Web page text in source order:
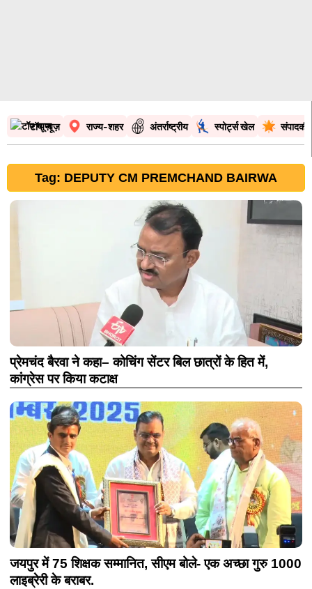
टॉप न्यूज़ राज्य-शहर अंतर्राष्ट्रीय स्पोर्ट्स खेल
Tag: DEPUTY CM PREMCHAND BAIRWA
प्रेमचंद बैरवा ने कहा– कोचिंग सेंटर बिल छात्रों के हित में,
कांग्रेस पर किया कटाक्ष
जयपुर में 75 शिक्षक सम्मानित, सीएम बोले- एक अच्छा गुरु 1000
लाइब्रेरी के बराबर.